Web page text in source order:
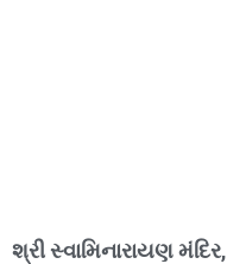
શ્રી સ્વામિનારાયણ